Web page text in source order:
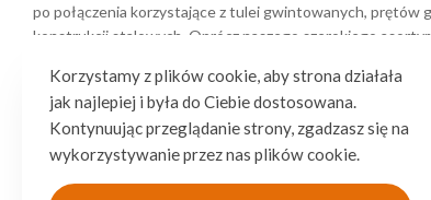
po połączenia korzystające z tulei gwintowanych, prętów
konstrukcji stalowych. Oprócz naszego szerokiego
artykułów, produkujemy również połączenia
zaprojektowane w przypadku projektów specjalnych.
Korzystamy z plików cookie, aby strona działała
jak najlepiej i była do Ciebie dostosowana.
Kontynuując przeglądanie strony, zgadzasz się na
wykorzystywanie przez nas plików cookie.